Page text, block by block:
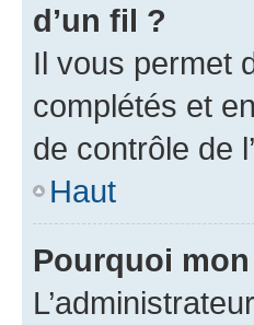
d’un fil ?
Il vous permet
complétés et
de contrôle de
Haut
Pourquoi